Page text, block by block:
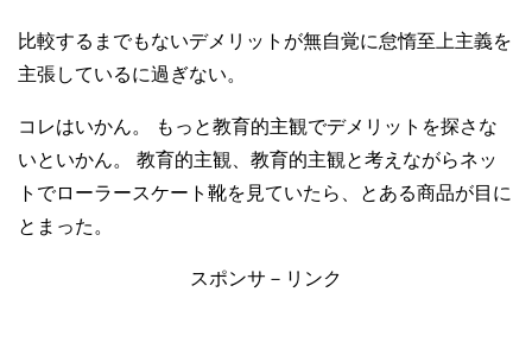
比較するまでもないデメリットが無自覚に怠惰至上主義を
主張しているに過ぎない。
コレはいかん。 もっと教育的主観でデメリットを探さな
いといかん。 教育的主観、教育的主観と考えながらネッ
トでローラースケート靴を見ていたら、とある商品が目に
とまった。
スポンサ－リンク